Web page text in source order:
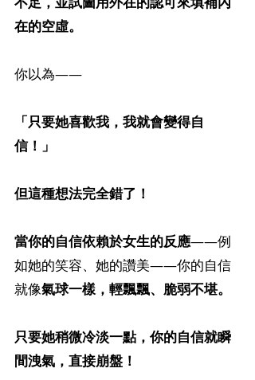
在的空虛。
你以為——
「只要她喜歡我，我就會變得自
信！」
但這種想法完全錯了！
當你的自信依賴於女生的反應——例
如她的笑容、她的讚美——你的自信
就像氣球一樣，輕飄飄、脆弱不堪。
只要她稍微冷淡一點，你的自信就瞬
間洩氣，直接崩盤！